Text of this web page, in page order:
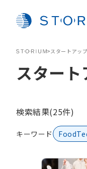
>スタートアップ
スター
検索結果(25件)
キーワード